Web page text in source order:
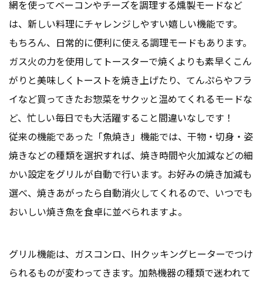
網を使ってベーコンやチーズを調理する燻製モードなど
は、新しい料理にチャレンジしやすい嬉しい機能です。
もちろん、日常的に便利に使える調理モードもあります。
ガス火の力を使用してトースターで焼くよりも素早くこん
がりと美味しくトーストを焼き上げたり、てんぷらやフラ
イなど買ってきたお惣菜をサクッと温めてくれるモードな
ど、忙しい毎日でも大活躍すること間違いなしです！
従来の機能であった「魚焼き」機能では、干物・切身・姿
焼きなどの種類を選択すれば、焼き時間や火加減などの細
かい設定をグリルが自動で行います。お好みの焼き加減も
選べ、焼きあがったら自動消火してくれるので、いつでも
おいしい焼き魚を食卓に並べられますよ。
グリル機能は、ガスコンロ、IHクッキングヒーターでつけ
られるものが変わってきます。加熱機器の種類で迷われて